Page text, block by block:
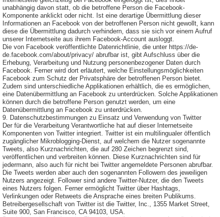
unabhängig davon statt, ob die betroffene Person die Facebook-
Komponente anklickt oder nicht. Ist eine derartige Übermittlung dieser
Informationen an Facebook von der betroffenen Person nicht gewollt, kann
diese die Übermittlung dadurch verhindern, dass sie sich vor einem Aufruf
unserer Internetseite aus ihrem Facebook-Account ausloggt.
Die von Facebook veröffentlichte Datenrichtlinie, die unter https://de-
de.facebook.com/about/privacy/ abrufbar ist, gibt Aufschluss über die
Erhebung, Verarbeitung und Nutzung personenbezogener Daten durch
Facebook. Ferner wird dort erläutert, welche Einstellungsmöglichkeiten
Facebook zum Schutz der Privatsphäre der betroffenen Person bietet.
Zudem sind unterschiedliche Applikationen erhältlich, die es ermöglichen,
eine Datenübermittlung an Facebook zu unterdrücken. Solche Applikationen
können durch die betroffene Person genutzt werden, um eine
Datenübermittlung an Facebook zu unterdrücken.
9. Datenschutzbestimmungen zu Einsatz und Verwendung von Twitter
Der für die Verarbeitung Verantwortliche hat auf dieser Internetseite
Komponenten von Twitter integriert. Twitter ist ein multilingualer öffentlich
zugänglicher Mikroblogging-Dienst, auf welchem die Nutzer sogenannte
Tweets, also Kurznachrichten, die auf 280 Zeichen begrenzt sind,
veröffentlichen und verbreiten können. Diese Kurznachrichten sind für
jedermann, also auch für nicht bei Twitter angemeldete Personen abrufbar.
Die Tweets werden aber auch den sogenannten Followern des jeweiligen
Nutzers angezeigt. Follower sind andere Twitter-Nutzer, die den Tweets
eines Nutzers folgen. Ferner ermöglicht Twitter über Hashtags,
Verlinkungen oder Retweets die Ansprache eines breiten Publikums.
Betreibergesellschaft von Twitter ist die Twitter, Inc., 1355 Market Street,
Suite 900, San Francisco, CA 94103, USA.